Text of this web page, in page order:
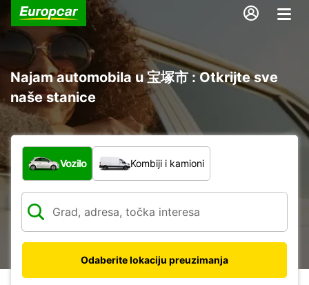
Najam automobila u 宝塚市 : Otkrijte sve
naše stanice
Koja vrsta vozila?
Vozilo Kombiji i kamioni
Odaberite lokaciju preuzimanja